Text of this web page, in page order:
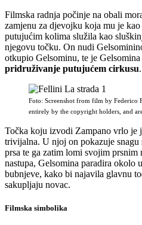
Filmska radnja počinje na obali
zamjenu za djevojku koja mu je
putujućim kolima služila kao
njegovu točku. On nudi
otkupio Gelsominu, te je
pridruživanje putujućem cirkusu.
Foto: Screenshot from film by Federico
entirely by the copyright holders, and
Točka koju izvodi Zampano vrlo je
trivijalna. U njoj on pokazuje
prsa te ga zatim lomi svojim
nastupa, Gelsomina paradira okolo
bubnjeve, kako bi najavila glavnu
sakupljaju novac.
Filmska simbolika